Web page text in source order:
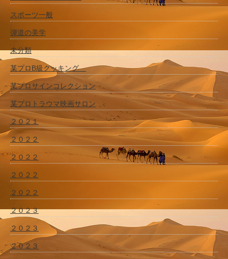
スポーツ一般
弾道の美学
未分類
某プロB級クッキング
某プロサインコレクション
某プロトラウマ映画サロン
２０２１
２０２２
２０２２
２０２２
２０２２
２０２３
２０２３
２０２３